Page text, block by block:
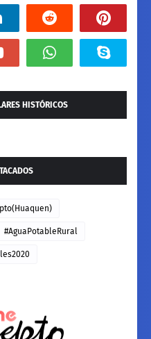
HISTÓRICOS
#AguaPotableRural